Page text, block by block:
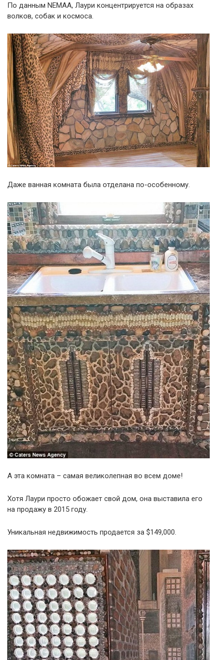
По данным NEMAA, Лаури концентрируется на образах
волков, собак и космоса.
Даже ванная комната была отделана по-особенному.
А эта комната – самая великолепная во всем доме!
Хотя Лаури просто обожает свой дом, она выставила его
на продажу в 2015 году.
Уникальная недвижимость продается за $149,000.